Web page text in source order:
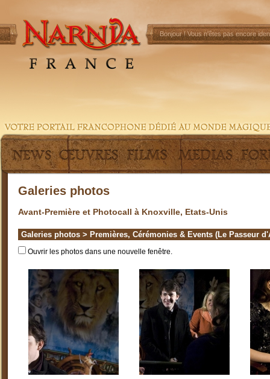
Bonjour !Vous n'êtes pas encore
Galeries photos
Avant-Première et Photocall à Knoxville, Etats-Unis
Galeries photos > Premières, Cérémonies & Events (Le Passeur
Ouvrir les photos dans une nouvelle fenêtre.